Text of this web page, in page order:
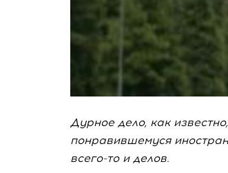
Дурное дело, как
понравившемуся
всего-то и делов.